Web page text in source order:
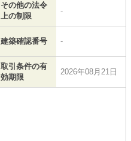
その他の法令
上の制限
-
建築確認番号 -
取引条件の有
効期限
2026年08月21日